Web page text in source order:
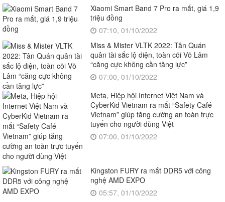
Xiaomi Smart Band 7 Pro ra mắt, giá 1,9
triệu đồng
07:10, 01/10/2022
Miss & Mister VLTK 2022: Tân Quán
quân tài sắc lộ diện, toàn cõi Võ Lâm
“căng cực không cần tăng lực”
07:00, 01/10/2022
Meta, Hiệp hội Internet Việt Nam và
CyberKid Vietnam ra mắt “Safety Café
Vietnam” giúp tăng cường an toàn trực
tuyến cho người dùng Việt
07:00, 01/10/2022
Kingston FURY ra mắt DDR5 với công
nghệ AMD EXPO
05:57, 01/10/2022